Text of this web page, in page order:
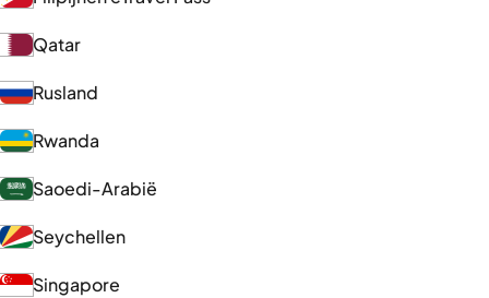
Qatar
Rusland
Rwanda
Saoedi-Arabië
Seychellen
Singapore